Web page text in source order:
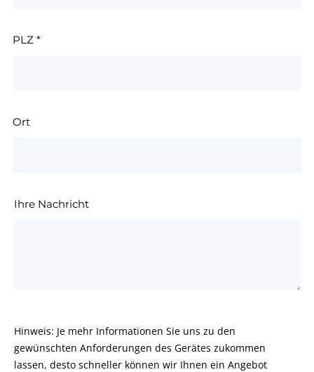
PLZ *
Ort
Ihre Nachricht
Hinweis: Je mehr Informationen Sie uns zu den
gewünschten Anforderungen des Gerätes zukommen
lassen, desto schneller können wir Ihnen ein Angebot